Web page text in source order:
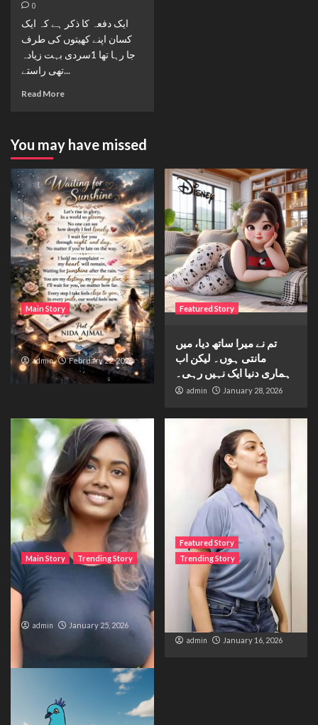
0
ایک دفعہ کا ذکر ہے کہ ایک
کسان اپنے کھیتوں کی طرف
جا رہا تھا 1سردی بہت زیادہ
تھی راستے...
Read More
You may have missed
Main Story
Waiting for sunshine
admin February 22, 2026
Featured Story
تم نے میرا ساتھ دیا، میں
مانتی ہوں۔ لیکن اب
ہماری دنیا ایک نہیں رہی۔
admin January 28, 2026
Main Story Trending Story
The Bride from the
Accident
admin January 25, 2026
Featured Story
Trending Story
The Silent Wait – A Life
Trapped Between
Distance and Duty
admin January 16, 2026